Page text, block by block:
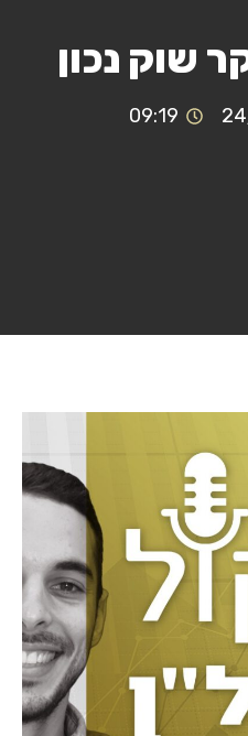
שוק נכון
09:19